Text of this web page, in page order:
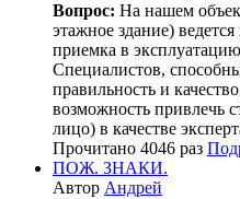
Вопрос: На нашем
этажное здание)
приемка в
Специалистов,
правильность и
возможность привлечь
лицо) в качестве
Прочитано 4046 раз
ПОЖ. ЗНАКИ.
Автор Андрей